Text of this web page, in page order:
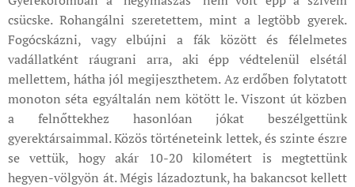
csücske. Rohangálni szeretettem, mint a legtöbb gyerek.
Fogócskázni, vagy elbújni a fák között és félelmetes
vadállatként ráugrani arra, aki épp védtelenül elsétál
mellettem, hátha jól megijeszthetem. Az erdőben folytatott
monoton séta egyáltalán nem kötött le. Viszont út közben
a felnőttekhez hasonlóan jókat beszélgettünk
gyerektársaimmal. Közös történeteink lettek, és szinte észre
se vettük, hogy akár 10-20 kilométert is megtettünk
hegyen-völgyön át. Mégis lázadoztunk, ha bakancsot kellett